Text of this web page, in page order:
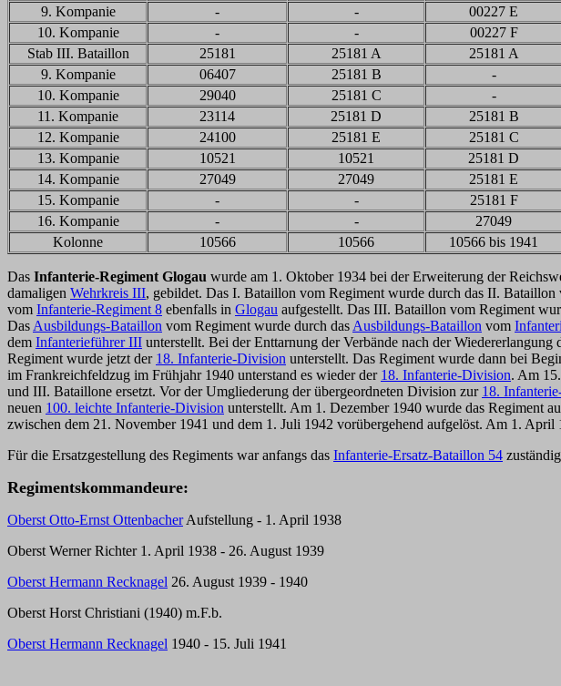
9. Kompanie
- -
00227 E
10. Kompanie
- -
00227 F
Stab III. Bataillon
25181 25181 A
25181 A
9. Kompanie
06407 25181 B
-
10. Kompanie
29040 25181 C
-
11. Kompanie
23114 25181 D
25181 B
12. Kompanie
24100 25181 E
25181 C
13. Kompanie
10521 10521
25181 D
14. Kompanie
27049 27049
25181 E
15. Kompanie
- -
25181 F
16. Kompanie
- -
27049
Kolonne
10566 10566 10566 bis 1941
Das Infanterie-Regiment Glogau wurde am 1. Oktober 1934 bei der Erweiterung der
damaligen Wehrkreis III, gebildet. Das I. Bataillon vom Regiment wurde durch das II. Bataillon
vom Infanterie-Regiment 8 ebenfalls in Glogau aufgestellt. Das III. Bataillon vom Regiment
Das Ausbildungs-Bataillon vom Regiment wurde durch das Ausbildungs-Bataillon vom
dem Infanterieführer III unterstellt. Bei der Enttarnung der Verbände nach der
Regiment wurde jetzt der 18. Infanterie-Division unterstellt. Das Regiment wurde dann bei
im Frankreichfeldzug im Frühjahr 1940 unterstand es wieder der 18. Infanterie-Division. Am
und III. Bataillone ersetzt. Vor der Umgliederung der übergeordneten Division zur 18.
neuen 100. leichte Infanterie-Division unterstellt. Am 1. Dezember 1940 wurde das Regiment
zwischen dem 21. November 1941 und dem 1. Juli 1942 vorübergehend aufgelöst. Am 1. April
Für die Ersatzgestellung des Regiments war anfangs das Infanterie-Ersatz-Bataillon 54
Regimentskommandeure:
Oberst Otto-Ernst OttenbacherAufstellung - 1. April 1938
Oberst Werner Richter 1. April 1938 - 26. August 1939
Oberst Hermann Recknagel 26. August 1939 - 1940
Oberst Horst Christiani (1940) m.F.b.
Oberst Hermann Recknagel 1940 - 15. Juli 1941